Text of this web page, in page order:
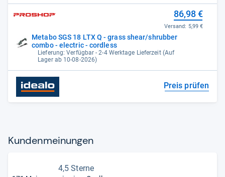
Metabo SGS 18 LTX Q - grass shear/shrubber
combo - electric - cordless
Lieferung: Verfügbar - 2-4 Werktage Lieferzeit (Auf
Lager ab 10-08-2026)
86,98 €
Versand: 5,99 €
Preis prüfen
Kun­den­mei­nun­gen
4,5 Sterne